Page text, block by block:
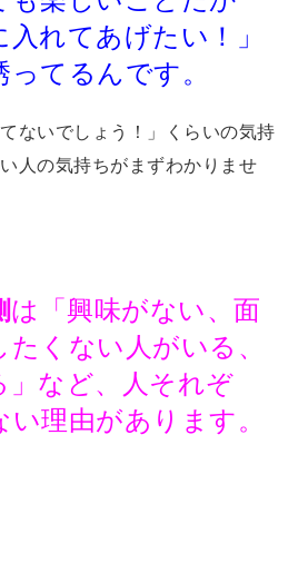
れてあげたい！」
てるんです。
ないでしょう！」くらいの気持
人の気持ちがまずわかりませ
は「興味がない、面
くない人がいる、
」など、人それぞ
理由があります。